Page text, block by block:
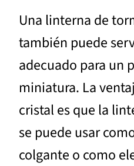
Una linterna de
también puede
adecuado para un
miniatura. La
cristal es que la
se puede usar
colgante o como